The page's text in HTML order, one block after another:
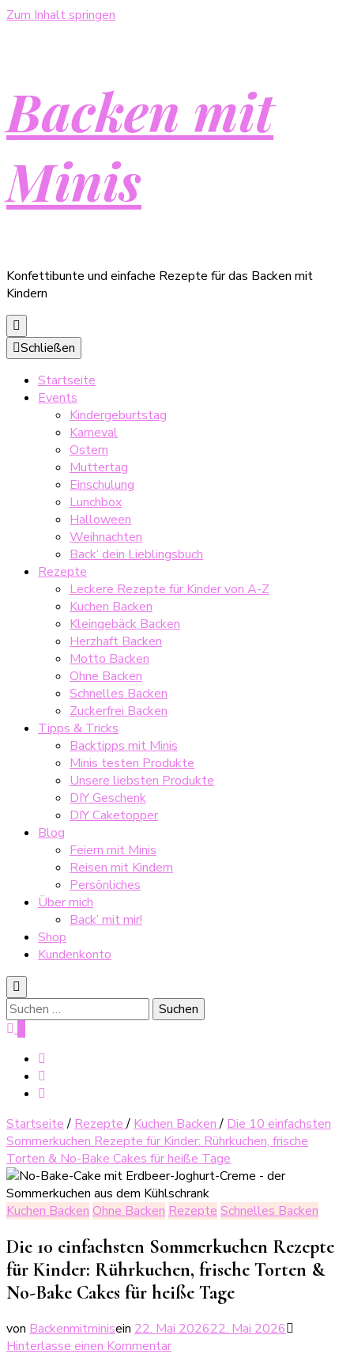
Zum Inhalt springen
Backen mit
Minis
Konfettibunte und einfache Rezepte für das Backen mit
Kindern
Schließen
Startseite
Events
Kindergeburtstag
Karneval
Ostern
Muttertag
Einschulung
Lunchbox
Halloween
Weihnachten
Back‘ dein Lieblingsbuch
Rezepte
Leckere Rezepte für Kinder von A-Z
Kuchen Backen
Kleingebäck Backen
Herzhaft Backen
Motto Backen
Ohne Backen
Schnelles Backen
Zuckerfrei Backen
Tipps & Tricks
Backtipps mit Minis
Minis testen Produkte
Unsere liebsten Produkte
DIY Geschenk
DIY Caketopper
Blog
Feiern mit Minis
Reisen mit Kindern
Persönliches
Über mich
Back’ mit mir!
Shop
Kundenkonto
Suche
nach:
Startseite / Rezepte/ Kuchen Backen/ Die 10 einfachsten
Sommerkuchen Rezepte für Kinder: Rührkuchen, frische
Torten & No-Bake Cakes für heiße Tage
Kuchen Backen Ohne Backen Rezepte Schnelles Backen
Die 10 einfachsten Sommerkuchen Rezepte
für Kinder: Rührkuchen, frische Torten &
No-Bake Cakes für heiße Tage
von Backenmitminisein 22. Mai 202622. Mai 2026
Hinterlasse einen Kommentarzu